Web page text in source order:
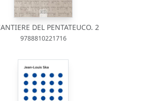
DEL PENTATEUCO. 2
9788810221716